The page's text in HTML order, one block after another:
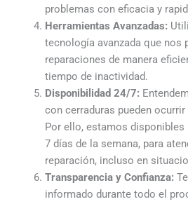
problemas con eficacia y
Herramientas Avanzadas:
tecnología avanzada que nos
reparaciones de manera
tiempo de inactividad.
Disponibilidad 24/7:
con cerraduras pueden
Por ello, estamos disponibles
7 días de la semana, para
reparación, incluso en
Transparencia y Confianza:
informado durante todo el